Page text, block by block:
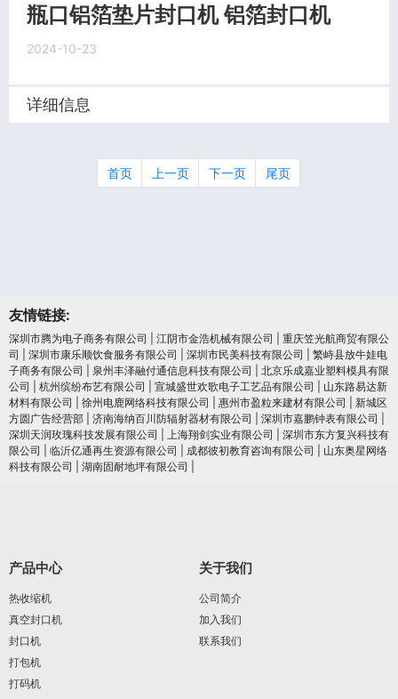
瓶口铝箔垫片封口机 铝箔封口机
2024-10-23
详细信息
首页 上一页 下一页 尾页
友情链接:
深圳市腾为电子商务有限公司 江阴市金浩机械有限公司
重庆笠光航商贸有限公
司
深圳市康乐顺饮食服务有限公司 深圳市民美科技有限公司
繁峙县放牛娃电
子商务有限公司
泉州丰泽融付通信息科技有限公司
北京乐成嘉业塑料模具有限
公司
杭州缤纷布艺有限公司 宣城盛世欢歌电子工艺品有限公司
山东路易达新
材料有限公司
徐州电鹿网络科技有限公司 惠州市盈粒来建材有限公司
新城区
方圆广告经营部
济南海纳百川防辐射器材有限公司 深圳市嘉鹏钟表有限公司
深圳天润玫瑰科技发展有限公司
上海翔剑实业有限公司
深圳市东方复兴科技有
限公司
临沂亿通再生资源有限公司 成都彼初教育咨询有限公司
山东奥星网络
科技有限公司
湖南固耐地坪有限公司
产品中心
热收缩机
真空封口机
封口机
打包机
打码机
关于我们
公司简介
加入我们
联系我们